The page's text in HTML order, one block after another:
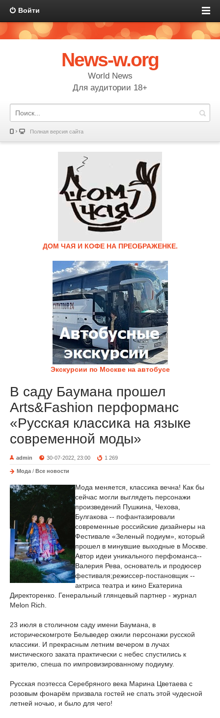
Войти
News-w.org
World News
Для аудитории 18+
Полная версия сайта
ДОМ ЧАЯ И КОФЕ НА ПРЕОБРАЖЕНКЕ.
Экскурсии по Москве на автобусе
В саду Баумана прошел
Arts&Fashion перформанс
«Русская классика на языке
современной моды»
admin 30-07-2022, 23:00 1 269
Мода / Все новости
Мода меняется, классика вечна! Как бы
сейчас могли выглядеть персонажи
произведений Пушкина, Чехова,
Булгакова -- пофантазировали
современные российские дизайнеры на
Фестивале «Зеленый подиум», который
прошел в минувшие выходные в Москве.
Автор идеи уникального перфоманса--
Валерия Рева, основатель и продюсер
фестиваля;режиссер-постановщик --
актриса театра и кино Екатерина
Директоренко. Генеральный глянцевый партнер - журнал
Melon Rich.
23 июля в столичном саду имени Баумана, в
историческомгроте Бельведер ожили персонажи русской
классики. И прекрасным летним вечером в лучах
мистического заката практически с небес спустились к
зрителю, спеша по импровизированному подиуму.
Русская поэтесса Серебряного века Марина Цветаева с
розовым фонарём призвала гостей не спать этой чудесной
летней ночью, и было для чего!